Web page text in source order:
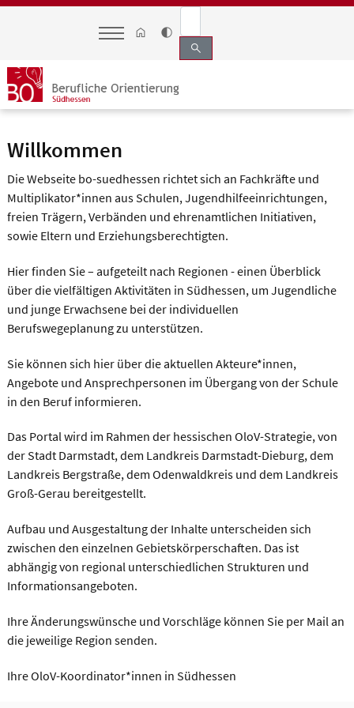
search
Willkommen
Die Webseite bo-suedhessen richtet sich an Fachkräfte und
Multiplikator*innen aus Schulen, Jugendhilfeeinrichtungen,
freien Trägern, Verbänden und ehrenamtlichen Initiativen,
sowie Eltern und Erziehungsberechtigten.
Hier finden Sie – aufgeteilt nach Regionen - einen Überblick
über die vielfältigen Aktivitäten in Südhessen, um Jugendliche
und junge Erwachsene bei der individuellen
Berufswegeplanung zu unterstützen.
Sie können sich hier über die aktuellen Akteure*innen,
Angebote und Ansprechpersonen im Übergang von der Schule
in den Beruf informieren.
Das Portal wird im Rahmen der hessischen OloV-Strategie, von
der Stadt Darmstadt, dem Landkreis Darmstadt-Dieburg, dem
Landkreis Bergstraße, dem Odenwaldkreis und dem Landkreis
Groß-Gerau bereitgestellt.
Aufbau und Ausgestaltung der Inhalte unterscheiden sich
zwischen den einzelnen Gebietskörperschaften. Das ist
abhängig von regional unterschiedlichen Strukturen und
Informationsangeboten.
Ihre Änderungswünsche und Vorschläge können Sie per Mail an
die jeweilige Region senden.
Ihre OloV-Koordinator*innen in Südhessen